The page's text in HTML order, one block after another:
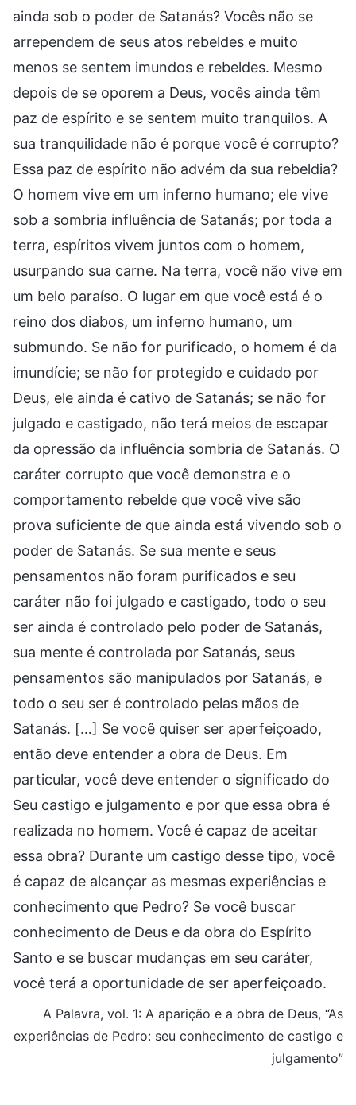
ainda sob o poder de Satanás? Vocês não se
arrependem de seus atos rebeldes e muito
menos se sentem imundos e rebeldes. Mesmo
depois de se oporem a Deus, vocês ainda têm
paz de espírito e se sentem muito tranquilos. A
sua tranquilidade não é porque você é corrupto?
Essa paz de espírito não advém da sua rebeldia?
O homem vive em um inferno humano; ele vive
sob a sombria influência de Satanás; por toda a
terra, espíritos vivem juntos com o homem,
usurpando sua carne. Na terra, você não vive em
um belo paraíso. O lugar em que você está é o
reino dos diabos, um inferno humano, um
submundo. Se não for purificado, o homem é da
imundície; se não for protegido e cuidado por
Deus, ele ainda é cativo de Satanás; se não for
julgado e castigado, não terá meios de escapar
da opressão da influência sombria de Satanás. O
caráter corrupto que você demonstra e o
comportamento rebelde que você vive são
prova suficiente de que ainda está vivendo sob o
poder de Satanás. Se sua mente e seus
pensamentos não foram purificados e seu
caráter não foi julgado e castigado, todo o seu
ser ainda é controlado pelo poder de Satanás,
sua mente é controlada por Satanás, seus
pensamentos são manipulados por Satanás, e
todo o seu ser é controlado pelas mãos de
Satanás. […] Se você quiser ser aperfeiçoado,
então deve entender a obra de Deus. Em
particular, você deve entender o significado do
Seu castigo e julgamento e por que essa obra é
realizada no homem. Você é capaz de aceitar
essa obra? Durante um castigo desse tipo, você
é capaz de alcançar as mesmas experiências e
conhecimento que Pedro? Se você buscar
conhecimento de Deus e da obra do Espírito
Santo e se buscar mudanças em seu caráter,
você terá a oportunidade de ser aperfeiçoado.
A Palavra, vol. 1: A aparição e a obra de Deus, “As
experiências de Pedro: seu conhecimento de castigo e
julgamento”